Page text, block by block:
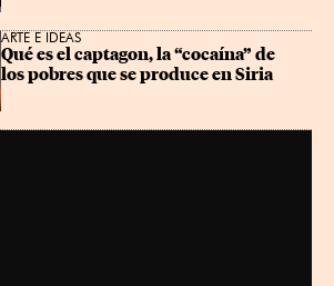
ARTE E IDEAS
Qué es el captagon, la “cocaína” de
los pobres que se produce en Siria